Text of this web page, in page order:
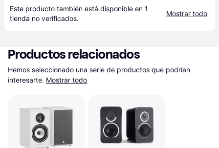
Este producto también está disponible en 1
tienda no verificados.
Mostrar todo
Productos relacionados
Hemos seleccionado una serie de productos que podrían
interesarte. Mostrar todo